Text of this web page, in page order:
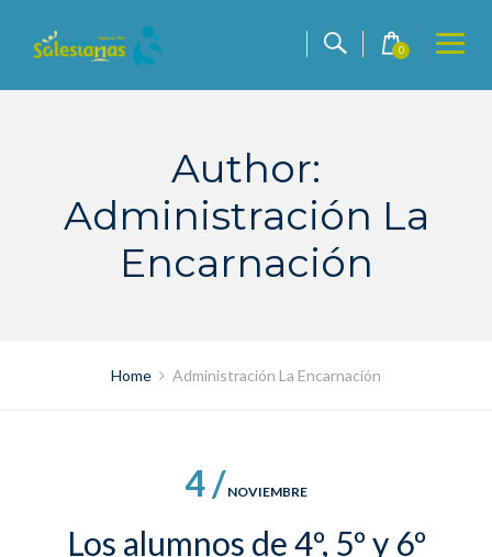
content
0
Author:
Administración La
Encarnación
Home Administración La Encarnación
4 / NOVIEMBRE
Los alumnos de 4º, 5º y 6º